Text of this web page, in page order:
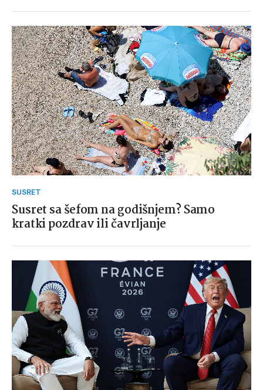
SUSRET
Susret sa šefom na godišnjem? Samo
kratki pozdrav ili čavrljanje